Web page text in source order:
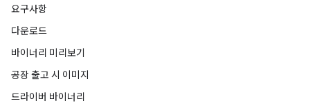
요구사항
다운로드
바이너리 미리보기
공장 출고 시 이미지
드라이버 바이너리